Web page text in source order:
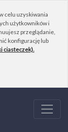
celu uzyskiwania
użytkowników i
przeglądanie,
konfigurację lub
ciasteczek).